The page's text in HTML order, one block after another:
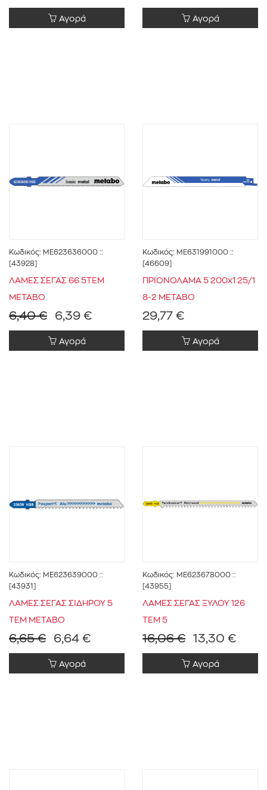
Αγορά Αγορά
Κωδικός: ME623636000 ::
[43928]
ΛΑΜΕΣ ΣΕΓΑΣ 66 5ΤΕΜ
METABO
6,40 € 6,39 €
Αγορά
Κωδικός: ME631991000 ::
[46609]
ΠΡΙΟΝΟΛΑΜΑ 5 200x1 25/1
8-2 METABO
29,77 €
Αγορά
Κωδικός: ME623639000 ::
[43931]
ΛΑΜΕΣ ΣΕΓΑΣ ΣΙΔΗΡΟΥ 5
TEM METABO
6,65 € 6,64 €
Αγορά
Κωδικός: ME623678000 ::
[43955]
ΛΑΜΕΣ ΣΕΓΑΣ ΞΥΛΟΥ 126
ΤΕΜ 5
16,06 € 13,30 €
Αγορά